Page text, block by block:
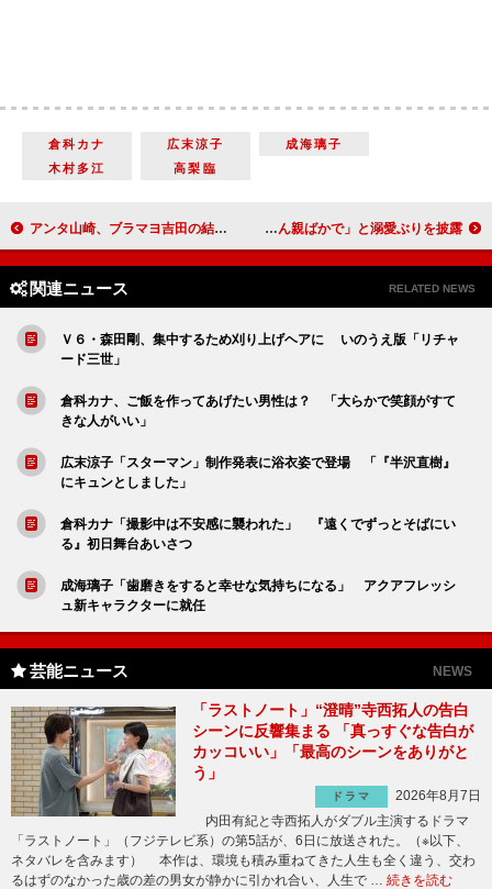
倉科カナ 広末涼子
成海璃子
木村多江
高梨臨
アンタ山崎、ブラマヨ吉田の結婚に驚き 「まさに『どうかしてるぜ』ですよ」 桐谷美玲、愛犬“らんさん”とＣＭ共演 「すみません親ばかで」と溺愛ぶりを披露
関連ニュース RELATED NEWS
Ｖ６・森田剛、集中するため刈り上げヘアに いのうえ版「リチャ
ード三世」
倉科カナ、ご飯を作ってあげたい男性は？ 「大らかで笑顔がすて
きな人がいい」
広末涼子「スターマン」制作発表に浴衣姿で登場 「『半沢直樹』
にキュンとしました」
倉科カナ「撮影中は不安感に襲われた」 『遠くでずっとそばにい
る』初日舞台あいさつ
成海璃子「歯磨きをすると幸せな気持ちになる」 アクアフレッシ
ュ新キャラクターに就任
芸能ニュース NEWS
「ラストノート」“澄晴”寺西拓人の告白
シーンに反響集まる 「真っすぐな告白が
カッコいい」「最高のシーンをありがと
う」
ドラマ
2026年8月7日
内田有紀と寺西拓人がダブル主演するドラマ
「ラストノート」（フジテレビ系）の第5話が、6日に放送された。（※以下、
ネタバレを含みます） 本作は、環境も積み重ねてきた人生も全く違う、交わ
るはずのなかった歳の差の男女が静かに引かれ合い、人生で … 続きを読む